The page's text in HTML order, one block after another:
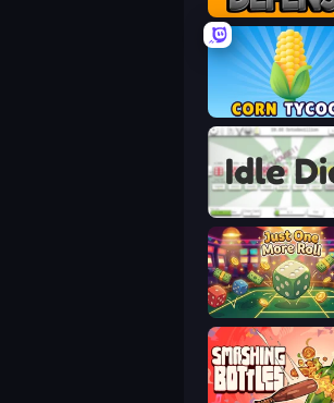
Grow Defense
Corn Tycoon
Idle Dice
Just One More Roll